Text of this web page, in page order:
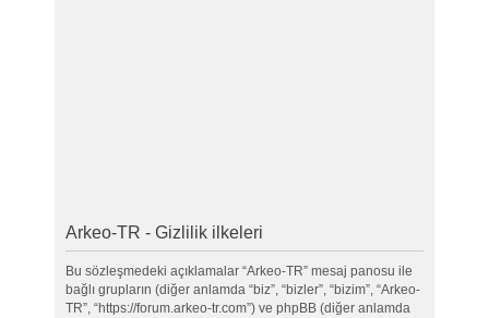
Arkeo-TR - Gizlilik ilkeleri
Bu sözleşmedeki açıklamalar “Arkeo-TR” mesaj panosu ile
bağlı grupların (diğer anlamda “biz”, “bizler”, “bizim”, “Arkeo-
TR”, “https://forum.arkeo-tr.com”) ve phpBB (diğer anlamda